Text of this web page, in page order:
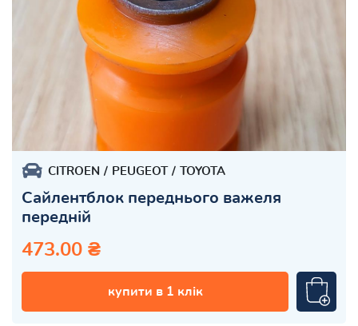
CITROEN PEUGEOT TOYOTA
Сайлентблок переднього важеля
передній
473.00 ₴
купити в 1 клік